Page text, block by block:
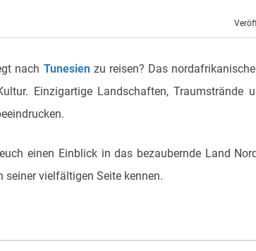
nach Tunesienzu reisen? Das
Einzigartige Landschaften, Traumstrände
einen Einblick in das bezaubernde Land
vielfältigen Seite kennen.